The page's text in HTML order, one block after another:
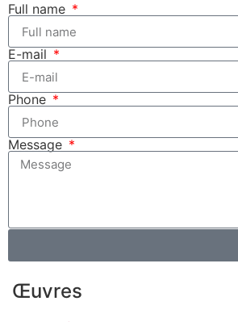
Full name
E-mail
Phone
Message
Œuvres